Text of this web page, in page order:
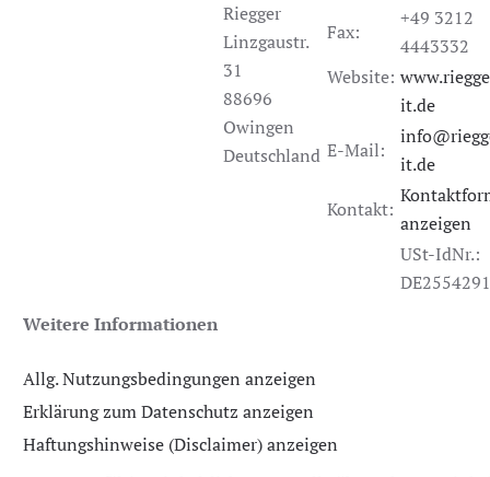
Riegger
Linzgaustr.
31
88696
Owingen
Deutschland
Fax:
+49 3212
4443332
Website:
it.de
E-Mail:
it.de
Kontakt:
anzeigen
USt-IdNr.:
Weitere Informationen
Allg. Nutzungsbedingungen anzeigen
Erklärung zum Datenschutz anzeigen
Haftungshinweise (Disclaimer) anzeigen